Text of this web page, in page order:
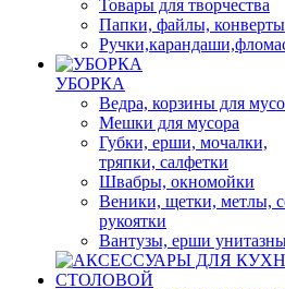
Товары для творчества
Папки, файлы, конверты
УБОРКА
Ведра, корзины для
Мешки для мусора
Губки, ерши, мочалки,
тряпки, салфетки
Швабры, окномойки
Веники, щетки, метлы,
рукоятки
Вантузы, ерши